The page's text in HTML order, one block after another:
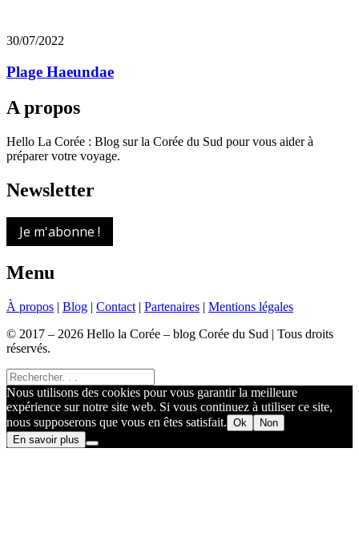
30/07/2022
Plage Haeundae
A propos
Hello La Corée : Blog sur la Corée du Sud pour vous aider à
préparer votre voyage.
Newsletter
Je m'abonne !
Menu
À propos | Blog | Contact | Partenaires | Mentions légales
© 2017 – 2026 Hello la Corée – blog Corée du Sud | Tous droits
réservés.
Nous utilisons des cookies pour vous garantir la meilleure
expérience sur notre site web. Si vous continuez à utiliser ce site,
nous supposerons que vous en êtes satisfait. Ok
Non
En savoir plus